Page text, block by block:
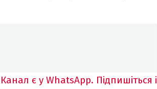
є у WhatsApp. Підпишіться і